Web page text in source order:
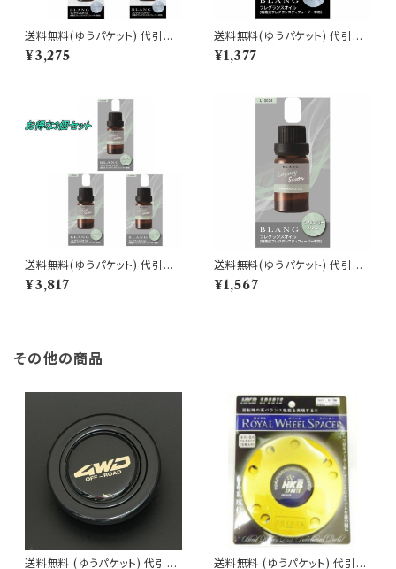
送料無料(ゆうパケット) 代引不
可 ブラング 噴霧式ディフューザ
ー専用フレグランスオイル フェ
¥3,275
送料無料(ゆうパケット) 代引不
可 ブラング 噴霧式ディフューザ
ー専用フレグランスオイル フェ
¥1,377
送料無料(ゆうパケット) 代引不
可 ブラング 噴霧式ディフューザ
ー専用フレグランスオイル ラグ
¥3,817
送料無料(ゆうパケット) 代引不
可 ブラング 噴霧式ディフューザ
ー専用フレグランスオイル ラグ
¥1,567
その他の商品
送料無料 (ゆうパケット) 代引不
送料無料 (ゆうパケット) 代引不